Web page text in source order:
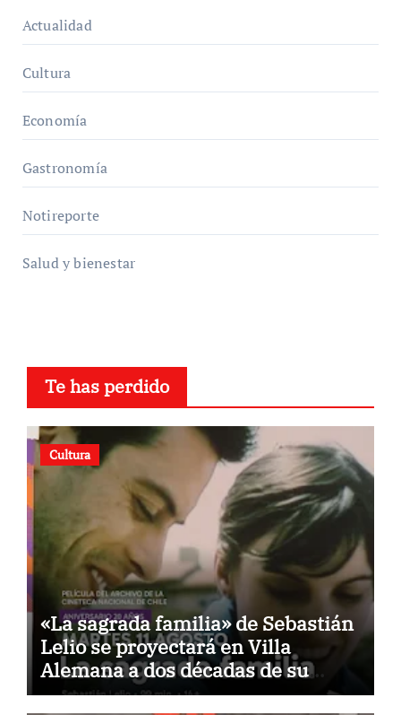
Actualidad
Cultura
Economía
Gastronomía
Notireporte
Salud y bienestar
Te has perdido
Cultura
«La sagrada familia» de Sebastián
Lelio se proyectará en Villa
Alemana a dos décadas de su
estreno